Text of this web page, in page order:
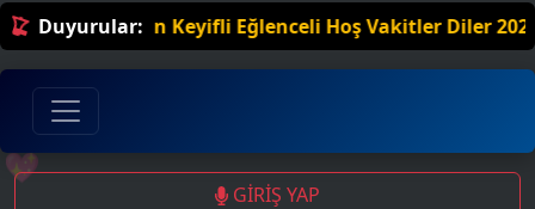
💖
Duyurular:
HoŞGeLDin Keyifli Eğlenceli Hoş Vakitler Diler 2025
GİRİŞ YAP